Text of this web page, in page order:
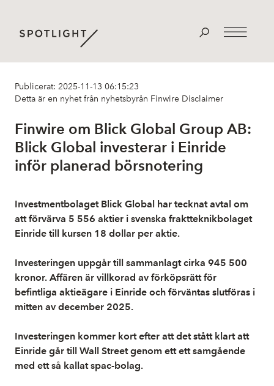
Publicerat: 2025-11-13 06:15:23
Detta är en nyhet från nyhetsbyrån Finwire Disclaimer
Finwire om Blick Global Group AB:
Blick Global investerar i Einride
inför planerad börsnotering
Investmentbolaget Blick Global har tecknat avtal om
att förvärva 5 556 aktier i svenska fraktteknikbolaget
Einride till kursen 18 dollar per aktie.
Investeringen uppgår till sammanlagt cirka 945 500
kronor. Affären är villkorad av förköpsrätt för
befintliga aktieägare i Einride och förväntas slutföras i
mitten av december 2025.
Investeringen kommer kort efter att det stått klart att
Einride går till Wall Street genom ett ett samgående
med ett så kallat spac-bolag.